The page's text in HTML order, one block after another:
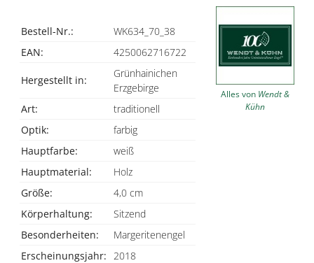
Bestell-Nr.:
WK634_70_38
EAN:
4250062716722
Hergestellt in:
Grünhainichen
Erzgebirge
Art:
traditionell
Optik:
farbig
Hauptfarbe:
weiß
Hauptmaterial:
Holz
Größe:
4,0 cm
Körperhaltung:
Sitzend
Besonderheiten:
Margeritenengel
Erscheinungsjahr: 2018
Alles von Wendt &
Kühn